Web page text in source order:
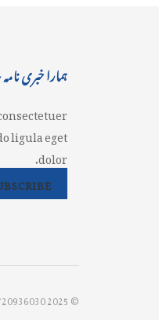
ہمارا خبری
ligula eget
dolor.
© 2025 Jahazi Media Designed by Mehmood Khan 9720936030.